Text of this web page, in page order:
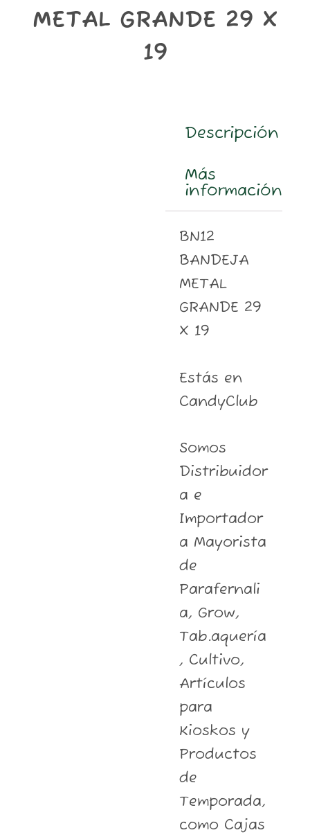
METAL GRANDE 29 X
19
Descripción
Más
información
BN12
BANDEJA
METAL
GRANDE 29
X 19
Estás en
CandyClub
Somos
Distribuidor
a e
Importador
a Mayorista
de
Parafernali
a, Grow,
Tab.aquería
, Cultivo,
Artículos
para
Kioskos y
Productos
de
Temporada,
como Cajas